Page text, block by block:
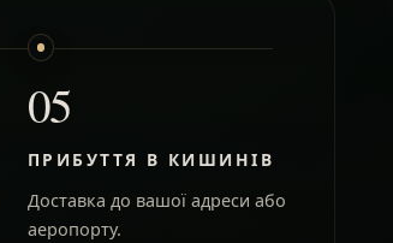
05
ПРИБУТТЯ В КИШИНІВ
Доставка до вашої адреси або
аеропорту.